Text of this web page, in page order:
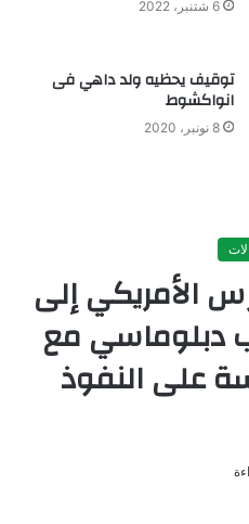
6 شتنبر، 2022
توقيف يحظيه ولد داهي فى
انواكشوط
8 نونبر، 2020